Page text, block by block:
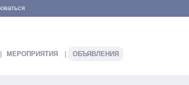
МЕРОПРИЯТИЯ ОБЪЯВЛЕНИЯ